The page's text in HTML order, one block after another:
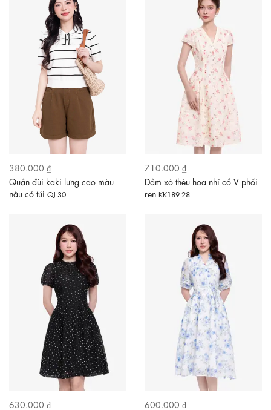
380.000 ₫
Quần đùi kaki lưng cao màu
nâu có túi QJ-30
710.000 ₫
Đầm xô thêu hoa nhí cổ V phối
ren KK189-28
630.000 ₫
600.000 ₫